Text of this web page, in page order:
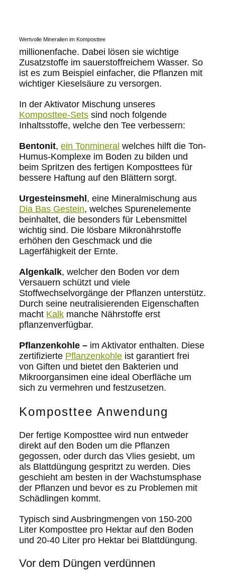
Wertvolle Mineralien im Komposttee
millionenfache. Dabei lösen sie wichtige
Zusatzstoffe im sauerstoffreichem Wasser. So
ist es zum Beispiel einfacher, die Pflanzen mit
wichtiger Kieselsäure zu versorgen.
In der Aktivator Mischung unseres
Komposttee-Sets sind noch folgende
Inhaltsstoffe, welche den Tee verbessern:
Bentonit, ein Tonmineral welches hilft die Ton-
Humus-Komplexe im Boden zu bilden und
beim Spritzen des fertigen Komposttees für
bessere Haftung auf den Blättern sorgt.
Urgesteinsmehl, eine Mineralmischung aus
Dia Bas Gestein, welches Spurenelemente
beinhaltet, die besonders für Lebensmittel
wichtig sind. Die lösbare Mikronährstoffe
erhöhen den Geschmack und die
Lagerfähigkeit der Ernte.
Algenkalk, welcher den Boden vor dem
Versauern schützt und viele
Stoffwechselvorgänge der Pflanzen unterstütz.
Durch seine neutralisierenden Eigenschaften
macht Kalk manche Nährstoffe erst
pflanzenverfügbar.
Pflanzenkohle – im Aktivator enthalten. Diese
zertifizierte Pflanzenkohle ist garantiert frei
von Giften und bietet den Bakterien und
Mikroorgansimen eine ideal Oberfläche um
sich zu vermehren und festzusetzen.
Komposttee Anwendung
Der fertige Komposttee wird nun entweder
direkt auf den Boden um die Pflanzen
gegossen, oder durch das Vlies gesiebt, um
als Blattdüngung gespritzt zu werden. Dies
geschieht am besten in der Wachstumsphase
der Pflanzen und bevor es zu Problemen mit
Schädlingen kommt.
Typisch sind Ausbringmengen von 150-200
Liter Komposttee pro Hektar auf den Boden
und 20-40 Liter pro Hektar bei Blattdüngung.
Vor dem Düngen verdünnen